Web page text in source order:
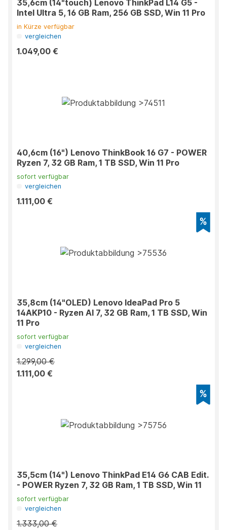
35,6cm (14"touch) Lenovo ThinkPad L14 G5 -
Intel Ultra 5, 16 GB Ram, 256 GB SSD, Win 11 Pro
in Kürze verfügbar
vergleichen
1.049,00 €
40,6cm (16") Lenovo ThinkBook 16 G7 - POWER
Ryzen 7, 32 GB Ram, 1 TB SSD, Win 11 Pro
sofort verfügbar
vergleichen
1.111,00 €
35,8cm (14"OLED) Lenovo IdeaPad Pro 5
14AKP10 - Ryzen AI 7, 32 GB Ram, 1 TB SSD, Win
11 Pro
sofort verfügbar
vergleichen
1.299,00 €
1.111,00 €
35,5cm (14") Lenovo ThinkPad E14 G6 CAB Edit.
- POWER Ryzen 7, 32 GB Ram, 1 TB SSD, Win 11
sofort verfügbar
vergleichen
1.333,00 €